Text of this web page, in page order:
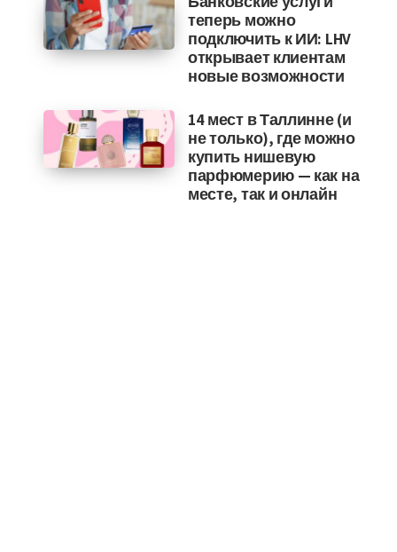
теперь можно
подключить к ИИ: LHV
открывает клиентам
новые возможности
14 мест в Таллинне (и
не только), где можно
купить нишевую
парфюмерию — как на
месте, так и онлайн